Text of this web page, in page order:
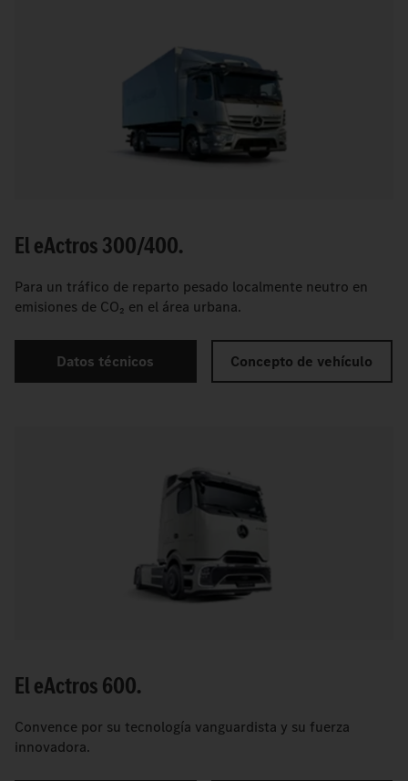
EleActros 300/400.
Para un tráfico de reparto pesado localmente neutro en
emisiones de CO₂ en el área urbana.
Datos técnicos Concepto de vehículo
EleActros 600.
Convence por su tecnología vanguardista y su fuerza
innovadora.